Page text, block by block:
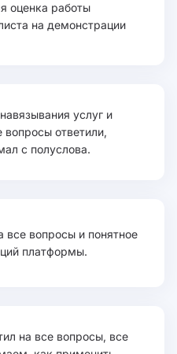
оценка работы
на демонстрации
услуг и
ответили,
с полуслова.
все вопросы и понятное
платформы.
на все вопросы, все